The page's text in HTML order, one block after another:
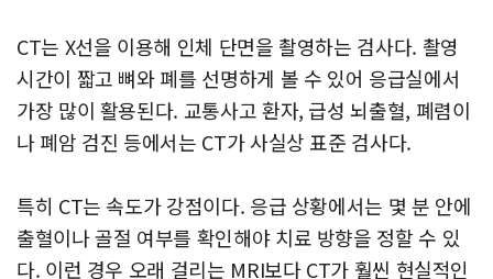
CT는 X선을 이용해 인체 단면을 촬영하는 검사다. 촬영
시간이 짧고 뼈와 폐를 선명하게 볼 수 있어 응급실에서
가장 많이 활용된다. 교통사고 환자, 급성 뇌출혈, 폐렴이
나 폐암 검진 등에서는 CT가 사실상 표준 검사다.
특히 CT는 속도가 강점이다. 응급 상황에서는 몇 분 안에
출혈이나 골절 여부를 확인해야 치료 방향을 정할 수 있
다. 이런 경우 오래 걸리는 MRI보다 CT가 훨씬 현실적인